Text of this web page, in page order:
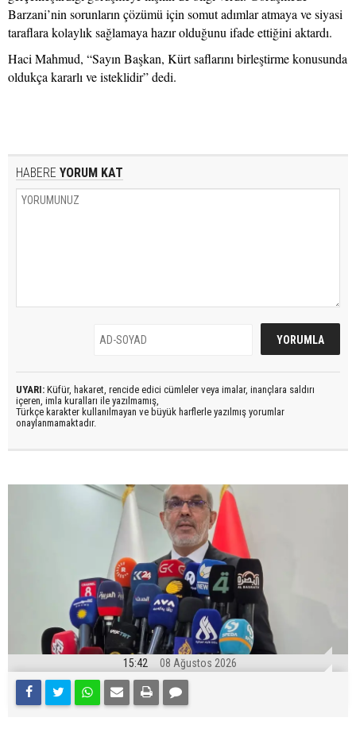
Barzani’nin sorunların çözümü için somut adımlar atmaya ve siyasi
taraflara kolaylık sağlamaya hazır olduğunu ifade ettiğini aktardı.
Haci Mahmud, “Sayın Başkan, Kürt saflarını birleştirme konusunda
oldukça kararlı ve isteklidir” dedi.
HABERE YORUM KAT
UYARI: Küfür, hakaret, rencide edici cümleler veya imalar, inançlara saldırı
içeren, imla kuralları ile yazılmamış,
Türkçe karakter kullanılmayan ve büyük harflerle yazılmış yorumlar
onaylanmamaktadır.
15:42 08 Ağustos 2026